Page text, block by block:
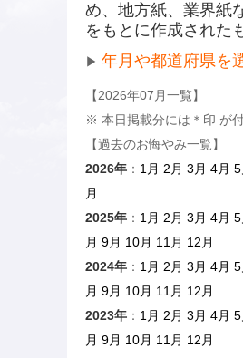
め、地方紙、業界紙
をもとに作成された
▶ 年月や都道府県を
【2026年07月一覧】
※ 本日掲載分には ＊ 印 が
【過去のお悔やみ一覧】
2026年 ： 1月 2月 3月 4月 5
月
2025年 ： 1月 2月 3月 4月 5
月 9月 10月 11月 12月
2024年 ： 1月 2月 3月 4月 5
月 9月 10月 11月 12月
2023年 ： 1月 2月 3月 4月 5
月 9月 10月 11月 12月